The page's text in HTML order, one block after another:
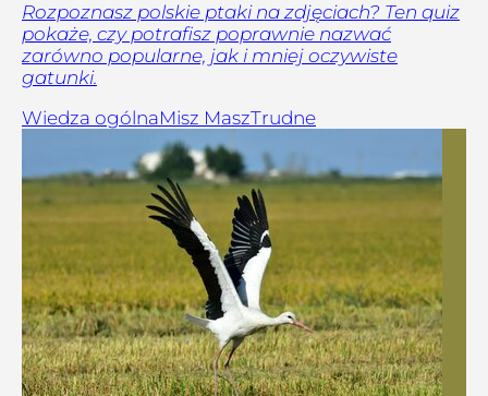
Rozpoznasz polskie ptaki na zdjęciach? Ten quiz
pokaże, czy potrafisz poprawnie nazwać
zarówno popularne, jak i mniej oczywiste
gatunki.
Wiedza ogólnaMisz MaszTrudne